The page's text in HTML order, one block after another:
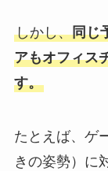
しかし、同じ
アもオフィス
す。
たとえば、ゲ
きの姿勢）に